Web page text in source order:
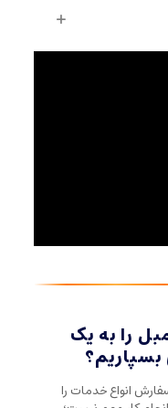
را به یک
انواع خدمات را